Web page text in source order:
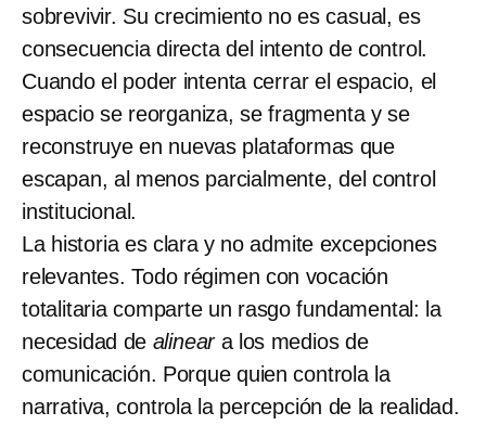
sobrevivir. Su crecimiento no es casual, es
consecuencia directa del intento de control.
Cuando el poder intenta cerrar el espacio, el
espacio se reorganiza, se fragmenta y se
reconstruye en nuevas plataformas que
escapan, al menos parcialmente, del control
institucional.
La historia es clara y no admite excepciones
relevantes. Todo régimen con vocación
totalitaria comparte un rasgo fundamental: la
necesidad de alineara los medios de
comunicación. Porque quien controla la
narrativa, controla la percepción de la realidad.